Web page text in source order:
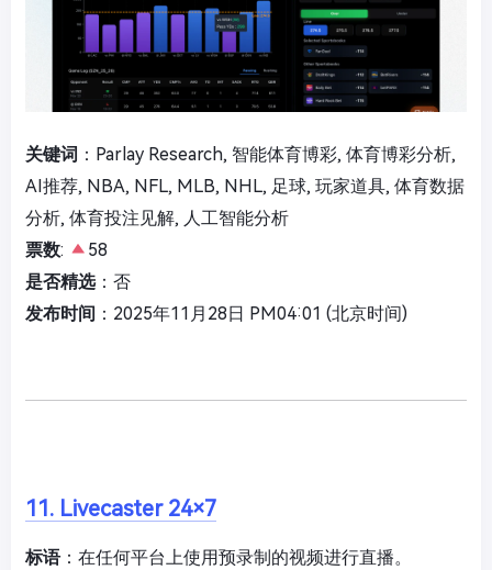
关键词 ：Parlay Research, 智能体育博彩, 体育博彩分析,
AI推荐, NBA, NFL, MLB, NHL, 足球, 玩家道具, 体育数据
分析, 体育投注见解, 人工智能分析
票数:
58
是否精选：否
发布时间 ：2025年11月28日 PM04:01 (北京时间)
11. Livecaster 24×7
标语：在任何平台上使用预录制的视频进行直播。